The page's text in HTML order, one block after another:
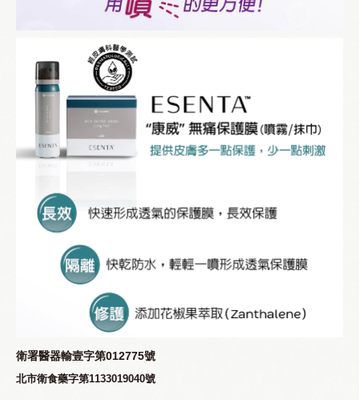
衛署醫器輸壹字第012775號
北市衛食藥字第1133019040號